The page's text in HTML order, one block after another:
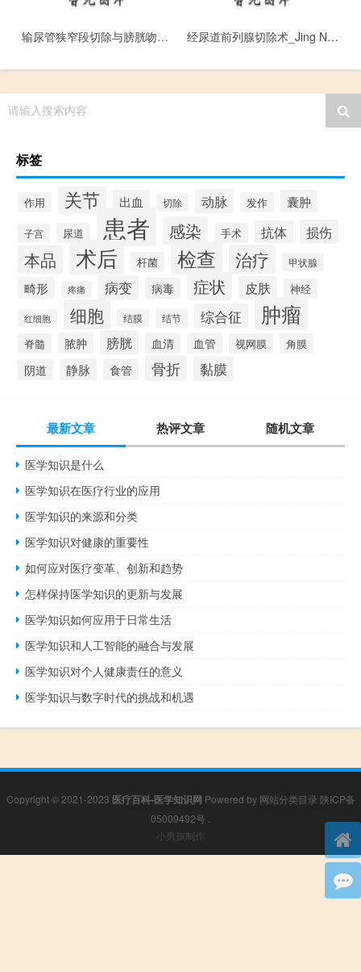
输尿管狭窄段切除与膀胱吻合术_Shu Niao Guan Xia Zhai Duan Qie Chu Yu Bang Guang Wen He Shu 经尿道前列腺切除术_Jing Niao Dao Qian Lie Xian Qie Chu Shu
请输入搜索内容
标签
作用 关节 出血 切除 动脉 发作 囊肿
子宫 尿道 患者 感染 手术 抗体 损伤
本品 术后 杆菌 检查 治疗 甲状腺
畸形 疼痛 病变 病毒 症状 皮肤 神经
红细胞 细胞 结膜 结节 综合征 肿瘤
脊髓 脓肿 膀胱 血清 血管 视网膜 角膜
阴道 静脉 食管 骨折 黏膜
最新文章 热评文章 随机文章
医学知识是什么
医学知识在医疗行业的应用
医学知识的来源和分类
医学知识对健康的重要性
如何应对医疗变革、创新和趋势
怎样保持医学知识的更新与发展
医学知识如何应用于日常生活
医学知识和人工智能的融合与发展
医学知识对个人健康责任的意义
医学知识与数字时代的挑战和机遇
Copyright © 2021-2023 医疗百科-医学知识网 Powered by 网站分类目录 陕ICP备
05009492号
小男孩制作